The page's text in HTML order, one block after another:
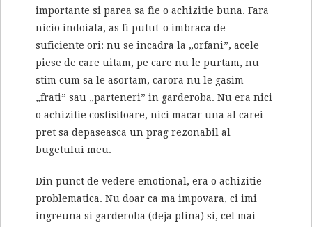
importante si parea sa fie o achizitie buna. Fara
nicio indoiala, as fi putut-o imbraca de
suficiente ori: nu se incadra la „orfani”, acele
piese de care uitam, pe care nu le purtam, nu
stim cum sa le asortam, carora nu le gasim
„frati” sau „parteneri” in garderoba. Nu era nici
o achizitie costisitoare, nici macar una al carei
pret sa depaseasca un prag rezonabil al
bugetului meu.
Din punct de vedere emotional, era o achizitie
problematica. Nu doar ca ma impovara, ci imi
ingreuna si garderoba (deja plina) si, cel mai